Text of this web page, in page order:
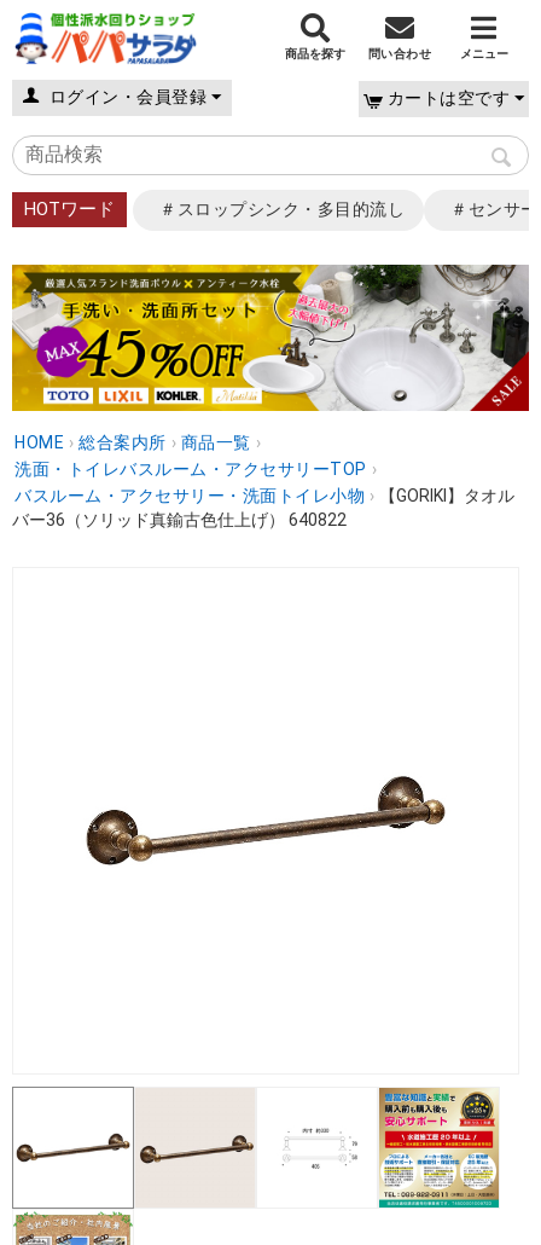
商品を探す 問い合わせ メニュー
ログイン・会員登録 カートは空です
HOTワード ＃スロップシンク・多目的流し ＃センサ
HOME › 総合案内所 › 商品一覧 ›
洗面・トイレバスルーム・アクセサリーTOP ›
バスルーム・アクセサリー・洗面トイレ小物 ›
【GORIKI】タオル
バー36（ソリッド真鍮古色仕上げ） 640822